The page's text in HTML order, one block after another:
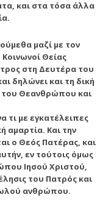
και στα τόσα άλλα
μαζί με τον
Θείας
στη Δευτέρα του
δηλώνει και τη δική
του Θεανθρώπου και
τι με εγκατέλειπες
αμαρτία. Και την
ο Θεός Πατέρας, και
εν τούτοις όμως
Ιησού Χριστού,
του Πατρός και
ανθρώπου.